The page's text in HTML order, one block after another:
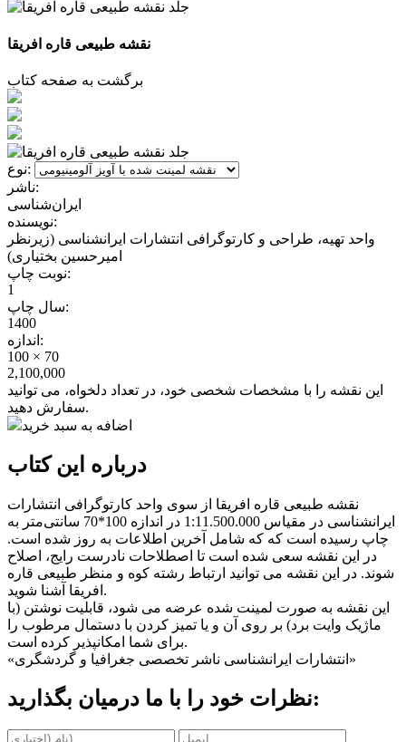
نقشه طبیعی قاره افریقا
برگشت به صفحه کتاب
نوع:
ناشر:
ایران‌شناسی
نویسنده:
واحد تهیه، طراحی و کارتوگرافی انتشارات ایرانشناسی (زیرنظر
امیرحسین بختیاری)
نوبت چاپ:
1
سال چاپ:
1400
اندازه:
100 × 70
2,100,000
این نقشه را با مشخصات شخصی خود، در تعداد دلخواه، می توانید
سفارش دهید.
اضافه به سبد خرید
درباره این کتاب
نقشه طبیعی قاره افریقا از سوی واحد کارتوگرافی انتشارات
ایرانشناسی در مقیاس 1:11.500.000 در اندازه 100*70 سانتی‌متر به
چاپ رسیده است که که شامل آخرین اطلاعات به روز شده است.
در این نقشه سعی شده است تا اصطلاحات نادرست رایج، اصلاح
شوند. در این نقشه می توانید ارتباط رشته کوه و منظر طبیعی قاره
افریقا آشنا شوید.
این نقشه به صورت لمینت شده عرضه می شود، قابلیت نوشتن (با
ماژیک وایت برد) بر روی آن و یا تمیز کردن با دستمال مرطوب را
برای شما امکانپذیر کرده است.
«انتشارات ایرانشناسی ناشر تخصصی جغرافیا و گردشگری»
نظرات خود را با ما درمیان بگذارید: